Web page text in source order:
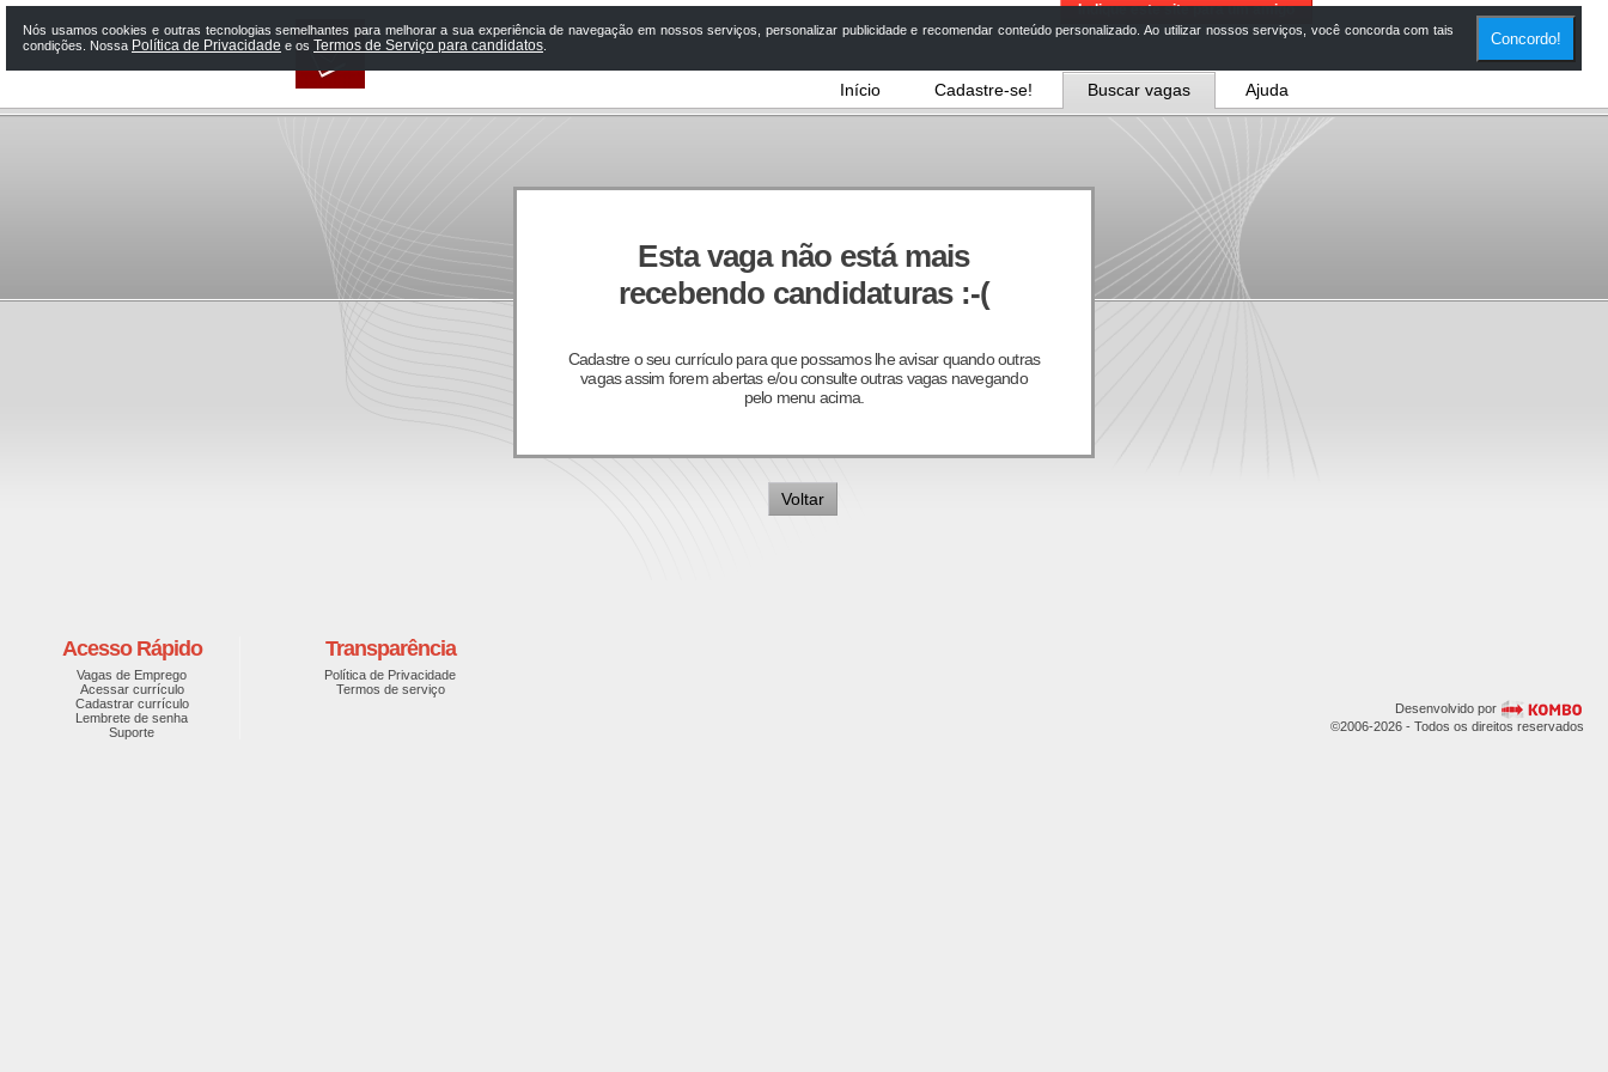
Indique este site para um amigo
Início Cadastre-se! Buscar vagas Ajuda
Esta vaga não está mais
recebendo candidaturas :-(
Cadastre o seu currículo para que possamos lhe avisar quando outras
vagas assim forem abertas e/ou consulte outras vagas navegando
pelo menu acima.
Voltar
Acesso Rápido
Vagas de Emprego
Acessar currículo
Cadastrar currículo
Lembrete de senha
Suporte
Transparência
Política de Privacidade
Termos de serviço
Desenvolvido por
©2006-2026 - Todos os direitos reservados
Nós usamos cookies e outras tecnologias semelhantes para melhorar a sua experiência de navegação em nossos serviços, personalizar publicidade e recomendar conteúdo personalizado. Ao utilizar nossos serviços, você concorda com tais
condições. Nossa Política de Privacidade e os Termos de Serviço para candidatos Concordo!